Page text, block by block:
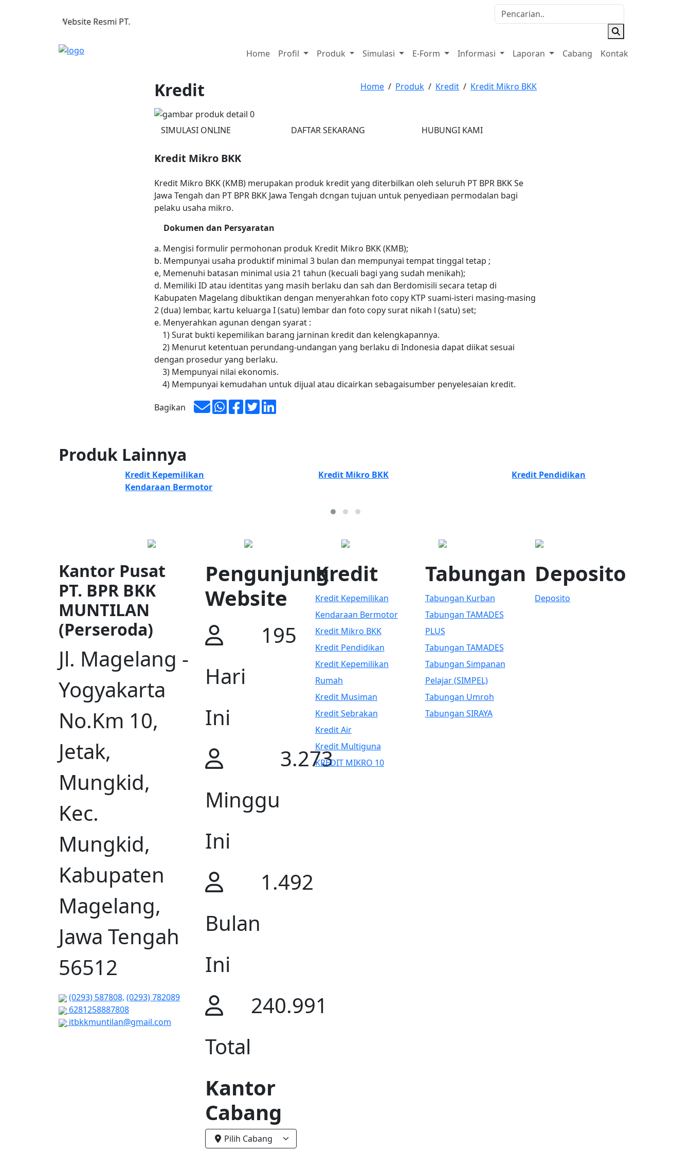
di Website Resmi PT. BPR BKK Muntilan (Perseroda). Jam Layanan Senin - Jum'at : 08.00 - 16.00 | LPS Rate : 6 %
Home Profil Produk Simulasi E-Form Informasi Laporan Cabang Kontak
Kredit Home / Produk / Kredit / Kredit Mikro BKK
SIMULASI ONLINE DAFTAR SEKARANG HUBUNGI KAMI
Kredit Mikro BKK
Kredit Mikro BKK (KMB) merupakan produk kredit yang diterbilkan oleh seluruh PT BPR BKK Se
Jawa Tengah dan PT BPR BKK Jawa Tengah dcngan tujuan untuk penyediaan permodalan bagi
pelaku usaha mikro.
Dokumen dan Persyaratan
a. Mengisi formulir permohonan produk Kredit Mikro BKK (KMB);
b. Mempunyai usaha produktif minimal 3 bulan dan mempunyai tempat tinggal tetap ;
e, Memenuhi batasan minimal usia 21 tahun (kecuali bagi yang sudah menikah);
d. Memiliki ID atau identitas yang masih berlaku dan sah dan Berdomisili secara tetap di
Kabupaten Magelang dibuktikan dengan menyerahkan foto copy KTP suami-isteri masing-masing
2 (dua) lembar, kartu keluarga I (satu) lembar dan foto copy surat nikah l (satu) set;
e. Menyerahkan agunan dengan syarat :
1) Surat bukti kepemilikan barang jarninan kredit dan kelengkapannya.
2) Menurut ketentuan perundang-undangan yang berlaku di Indonesia dapat diikat sesuai
dengan prosedur yang berlaku.
3) Mempunyai nilai ekonomis.
4) Mempunyai kemudahan untuk dijual atau dicairkan sebagaisumber penyelesaian kredit.
Bagikan
Produk Lainnya
Kredit Kepemilikan
Kendaraan Bermotor
Kredit Mikro BKK Kredit Pendidikan
Kantor Pusat
PT. BPR BKK
MUNTILAN
(Perseroda)
Jl. Magelang -
Yogyakarta
No.Km 10,
Jetak,
Mungkid,
Kec.
Mungkid,
Kabupaten
Magelang,
Jawa Tengah
56512
(0293) 587808, (0293) 782089
6281258887808
itbkkmuntilan@gmail.com
Pengunjung
Website
Hari
Ini
195
Minggu
Ini
3.273
Bulan
Ini
1.492
Total
240.991
Kantor
Cabang
Pilih Cabang
Kredit
Kredit Kepemilikan
Kendaraan Bermotor
Kredit Mikro BKK
Kredit Pendidikan
Kredit Kepemilikan
Rumah
Kredit Musiman
Kredit Sebrakan
Kredit Air
Kredit Multiguna
KREDIT MIKRO 10
Tabungan
Tabungan Kurban
Tabungan TAMADES
PLUS
Tabungan TAMADES
Tabungan Simpanan
Pelajar (SIMPEL)
Tabungan Umroh
Tabungan SIRAYA
Deposito
Deposito